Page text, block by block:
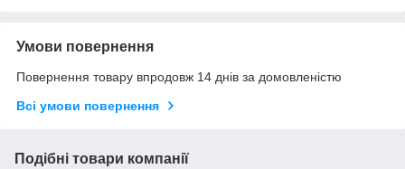
Умови повернення
Повернення товару впродовж 14 днів за домовленістю
Всі умови повернення
Подібні товари компанії